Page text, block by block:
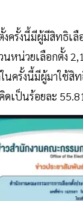
ครั้งนี้มีผู้มีสิทธิเลื
หน่วยเลือกตั้ง
นครั้งนี้มีผู้มาใช้สิ
เป็นร้อยละ 55.81